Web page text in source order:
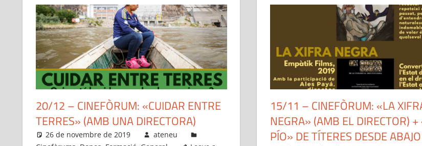
20/12 – CINEFÒRUM: «CUIDAR ENTRE
TERRES» (AMB UNA DIRECTORA)
26 de novembre de 2019
ateneu
15/11 – CINEFÒRUM: «LA
NEGRA» (AMB EL DIRECTOR)
PÍO» DE TÍTERES DESDE ABAJO